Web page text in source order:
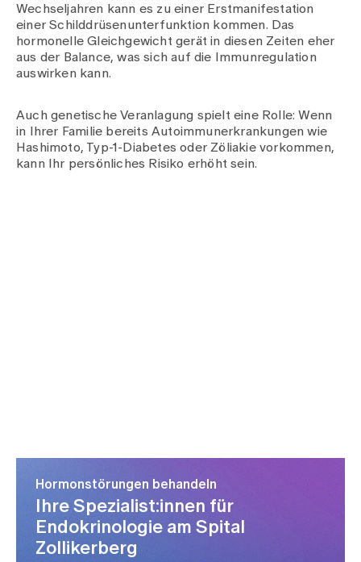
Wechseljahren kann es zu einer Erstmanifestation
einer Schilddrüsenunterfunktion kommen. Das
hormonelle Gleichgewicht gerät in diesen Zeiten eher
aus der Balance, was sich auf die Immunregulation
auswirken kann.
Auch genetische Veranlagung spielt eine Rolle: Wenn
in Ihrer Familie bereits Autoimmunerkrankungen wie
Hashimoto, Typ-1-Diabetes oder Zöliakie vorkommen,
kann Ihr persönliches Risiko erhöht sein.
Hormonstörungen behandeln
Ihre Spezialist:innen für
Endokrinologie am Spital
Zollikerberg